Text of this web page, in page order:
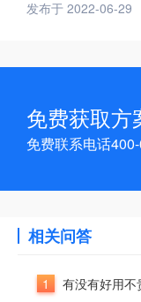
发布于 2022-06-29
免费获取方
免费联系电话
相关问答
1 有没有好用不